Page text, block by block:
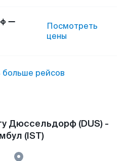
—
Посмотреть
цены
больше рейсов
Дюссельдорф (DUS) -
(IST)